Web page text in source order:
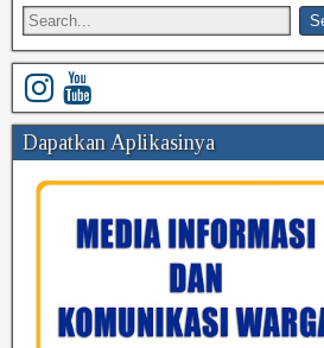
Dapatkan Aplikasinya